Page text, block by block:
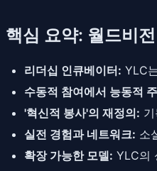
핵심 요약: 월드비
리더십 인큐베이터: YLC
수동적 참여에서 능동적
'혁신적 봉사'의 재정의:
실전 경험과 네트워크: 소
확장 가능한 모델: YLC의